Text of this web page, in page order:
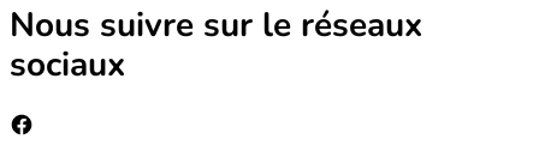
Nous suivre sur le réseaux
sociaux
Facebook